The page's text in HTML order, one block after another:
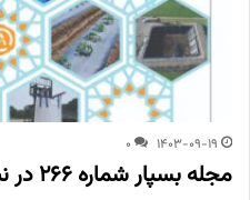
1403-09-19
0
مجله بسپار شماره 266 در نیمه آذرماه منتشر شد